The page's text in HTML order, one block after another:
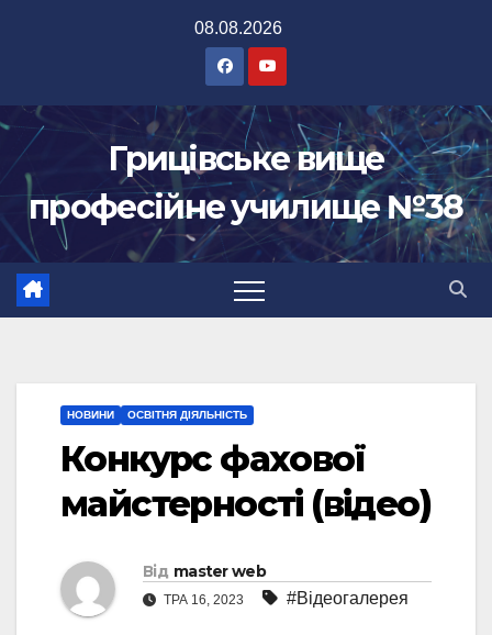
08.08.2026
Грицівське вище
професійне училище №38
НОВИНИ ОСВІТНЯ ДІЯЛЬНІСТЬ
Конкурс фахової
майстерності (відео)
Від master web
ТРА 16, 2023 #Відеогалерея